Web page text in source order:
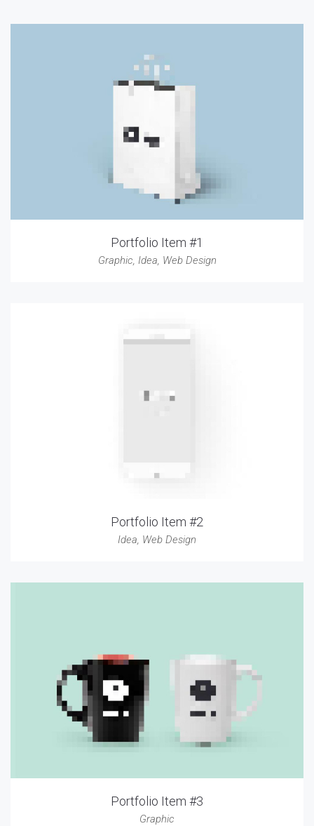
Portfolio Item #1
Graphic, Idea, Web Design
Portfolio Item #2
Idea, Web Design
Portfolio Item #3
Graphic